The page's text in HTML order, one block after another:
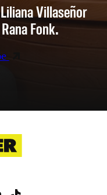
Villaseñor
Fonk.
YouTube